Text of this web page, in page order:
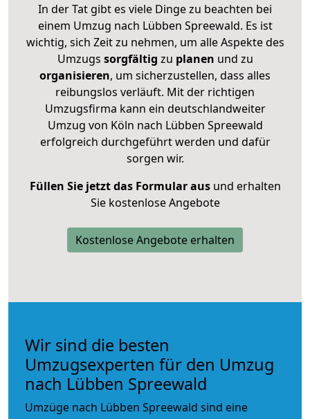
In der Tat gibt es viele Dinge zu beachten bei
einem Umzug nach Lübben Spreewald. Es ist
wichtig, sich Zeit zu nehmen, um alle Aspekte des
Umzugs sorgfältig zu planen und zu
organisieren, um sicherzustellen, dass alles
reibungslos verläuft. Mit der richtigen
Umzugsfirma kann ein deutschlandweiter
Umzug von Köln nach Lübben Spreewald
erfolgreich durchgeführt werden und dafür
sorgen wir.
Füllen Sie jetzt das Formular ausund erhalten
Sie kostenlose Angebote
Kostenlose Angebote erhalten
Wir sind die besten
Umzugsexperten für den Umzug
nach Lübben Spreewald
Umzüge nach Lübben Spreewald sind eine